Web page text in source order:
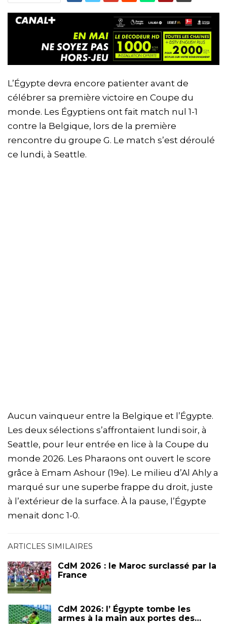
L’Égypte devra encore patienter avant de
célébrer sa première victoire en Coupe du
monde. Les Égyptiens ont fait match nul 1-1
contre la Belgique, lors de la première
rencontre du groupe G. Le match s’est déroulé
ce lundi, à Seattle.
Aucun vainqueur entre la Belgique et l’Égypte.
Les deux sélections s’affrontaient lundi soir, à
Seattle, pour leur entrée en lice à la Coupe du
monde 2026. Les Pharaons ont ouvert le score
grâce à Emam Ashour (19e). Le milieu d’Al Ahly a
marqué sur une superbe frappe du droit, juste
à l’extérieur de la surface. À la pause, l’Égypte
menait donc 1-0.
ARTICLES SIMILAIRES
CdM 2026 : le Maroc surclassé par la
France
CdM 2026: l’ Égypte tombe les
armes à la main aux portes des…